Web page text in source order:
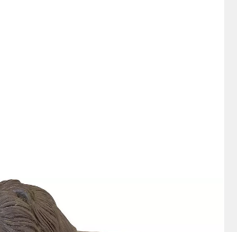
Steinfigur 80cm Löwe
Steinlöwe Links, Steinfigur/Skulptur